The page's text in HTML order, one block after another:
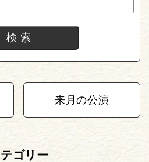
来月の公演
ゴリー